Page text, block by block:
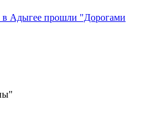
в Адыгее прошли "Дорогами